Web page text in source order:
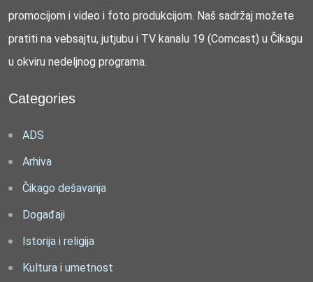
promocijom i video i foto produkcijom. Naš sadržaj možete
pratiti na vebsajtu, jutjubu i TV kanalu 19 (Comcast) u Čikagu
u okviru nedeljnog programa.
Categories
ADS
Arhiva
Čikago dešavanja
Događaji
Istorija i religija
Kultura i umetnost